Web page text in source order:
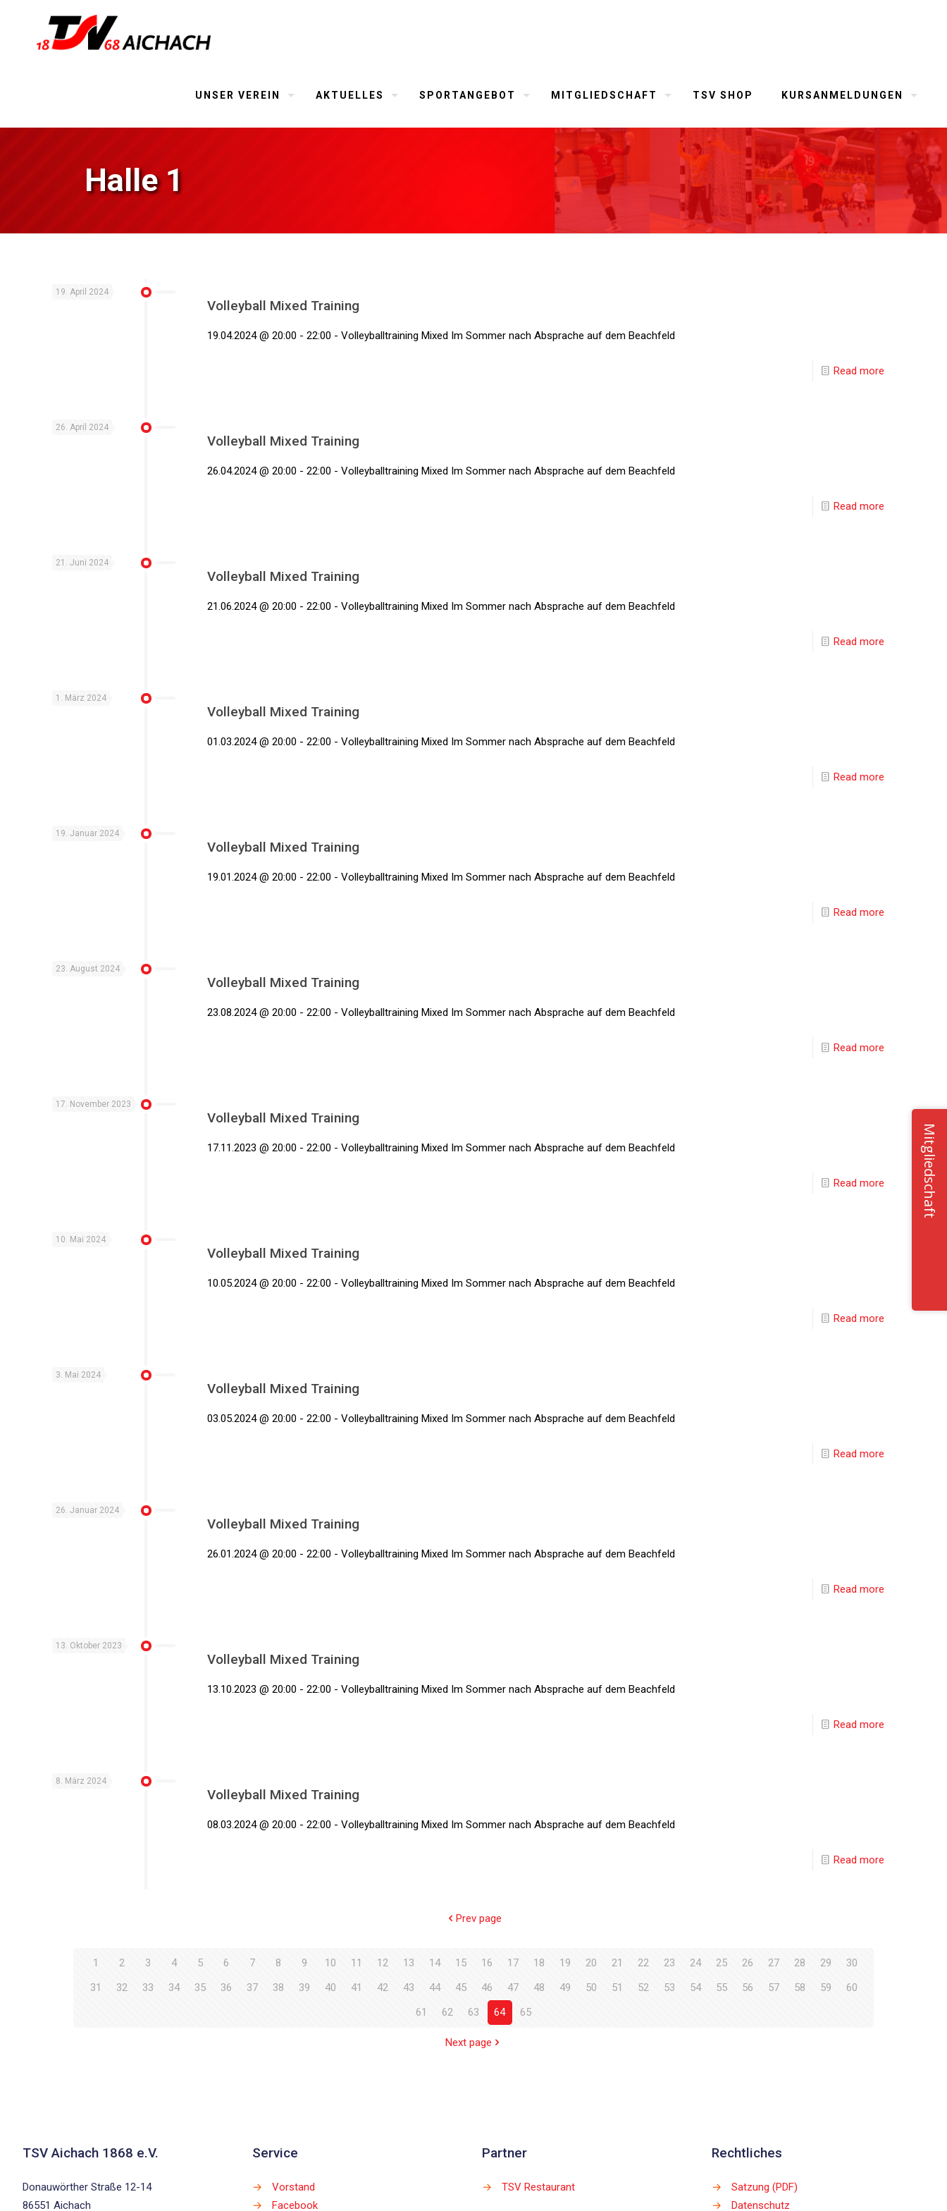
UNSER VEREIN AKTUELLES SPORTANGEBOT MITGLIEDSCHAFT TSV SHOP KURSANMELDUNGEN
Halle 1
19. April 2024
Volleyball Mixed Training
19.04.2024 @ 20:00 - 22:00 - Volleyballtraining Mixed Im Sommer nach Absprache auf dem Beachfeld
Read more
26. April 2024
Volleyball Mixed Training
26.04.2024 @ 20:00 - 22:00 - Volleyballtraining Mixed Im Sommer nach Absprache auf dem Beachfeld
Read more
21. Juni 2024
Volleyball Mixed Training
21.06.2024 @ 20:00 - 22:00 - Volleyballtraining Mixed Im Sommer nach Absprache auf dem Beachfeld
Read more
1. März 2024
Volleyball Mixed Training
01.03.2024 @ 20:00 - 22:00 - Volleyballtraining Mixed Im Sommer nach Absprache auf dem Beachfeld
Read more
19. Januar 2024
Volleyball Mixed Training
19.01.2024 @ 20:00 - 22:00 - Volleyballtraining Mixed Im Sommer nach Absprache auf dem Beachfeld
Read more
23. August 2024
Volleyball Mixed Training
23.08.2024 @ 20:00 - 22:00 - Volleyballtraining Mixed Im Sommer nach Absprache auf dem Beachfeld
Read more
17. November 2023
Volleyball Mixed Training
17.11.2023 @ 20:00 - 22:00 - Volleyballtraining Mixed Im Sommer nach Absprache auf dem Beachfeld
Read more
10. Mai 2024
Volleyball Mixed Training
10.05.2024 @ 20:00 - 22:00 - Volleyballtraining Mixed Im Sommer nach Absprache auf dem Beachfeld
Read more
3. Mai 2024
Volleyball Mixed Training
03.05.2024 @ 20:00 - 22:00 - Volleyballtraining Mixed Im Sommer nach Absprache auf dem Beachfeld
Read more
26. Januar 2024
Volleyball Mixed Training
26.01.2024 @ 20:00 - 22:00 - Volleyballtraining Mixed Im Sommer nach Absprache auf dem Beachfeld
Read more
13. Oktober 2023
Volleyball Mixed Training
13.10.2023 @ 20:00 - 22:00 - Volleyballtraining Mixed Im Sommer nach Absprache auf dem Beachfeld
Read more
8. März 2024
Volleyball Mixed Training
08.03.2024 @ 20:00 - 22:00 - Volleyballtraining Mixed Im Sommer nach Absprache auf dem Beachfeld
Read more
Prev page
1 2 3 4 5 6 7 8 9 10 11 12 13 14 15 16 17 18 19 20 21 22 23 24 25 26 27 28 29
30
31
32 33 34 35 36 37 38 39 40 41 42 43 44 45 46 47 48 49 50 51 52 53 54 55 56 57 58 59
60
61
62 63 64 65
Next page
TSV Aichach 1868 e.V.
Donauwörther Straße 12-14
86551 Aichach
Service
→
Vorstand
→
Facebook
Partner
→ TSV Restaurant
Rechtliches
→
Satzung (PDF)
→
Datenschutz
Mitgliedschaft